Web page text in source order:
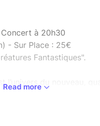
à 20h30
- Sur Place : 25€
Fantastiques".
l’univers du nouveau,
Read more